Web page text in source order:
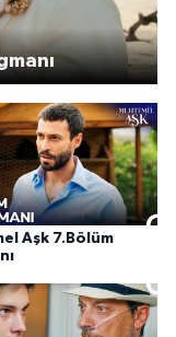
Aşk 7.Bölüm